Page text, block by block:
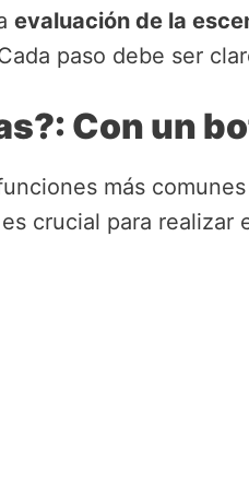
evaluación de la
paso debe ser
Con un
más
es crucial para realizar